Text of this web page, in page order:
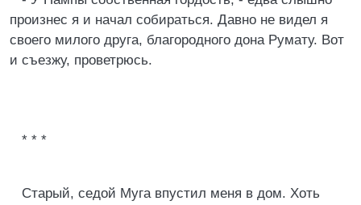
произнес я и начал собираться. Давно не видел я
своего милого друга, благородного дона Румату. Вот
и съезжу, проветрюсь.
* * *
Старый, седой Муга впустил меня в дом. Хоть